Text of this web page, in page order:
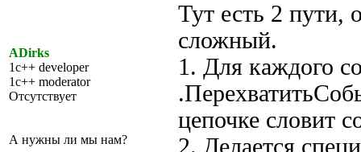
ADirks
1c++ developer
1c++ moderator
Отсутствует
А нужны ли мы нам?
Тут есть 2 пути,
сложный.
1. Для каждого
цепочке словит
2. Делается